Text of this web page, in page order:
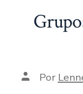
AutorPor